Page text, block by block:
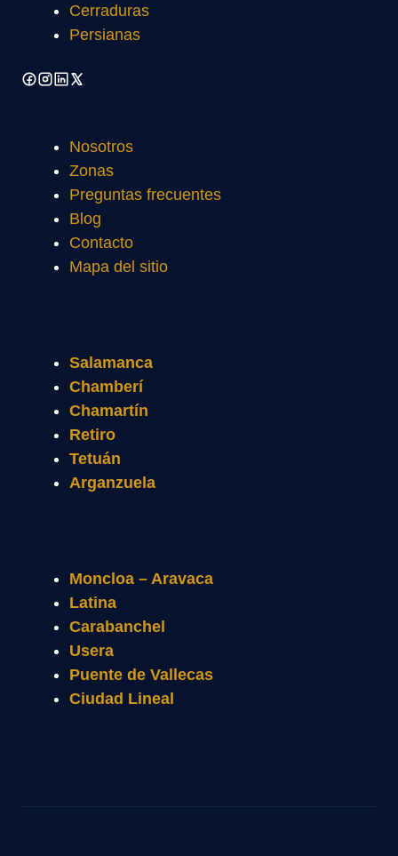
Cerraduras
Persianas
Nosotros
Zonas
Preguntas frecuentes
Blog
Contacto
Mapa del sitio
Salamanca
Chamberí
Chamartín
Retiro
Tetuán
Arganzuela
Moncloa – Aravaca
Latina
Carabanchel
Usera
Puente de Vallecas
Ciudad Lineal